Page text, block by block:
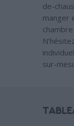
de-
manger
sur-